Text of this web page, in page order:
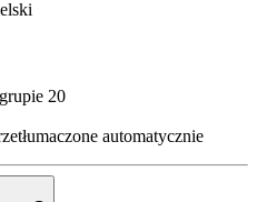
20
automatycznie